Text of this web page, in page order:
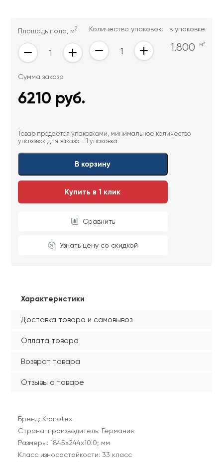
Площадь пола, м2 Количество упаковок: в упаковке
1.800 м²
Сумма заказа
6210 руб.
Товар продается упаковками, минимальное количество
упаковок для заказа - 1 упаковка
В корзину
Купить в 1 клик
Сравнить
Узнать цену со скидкой
Характеристики
Доставка товара и самовывоз
Оплата товара
Возврат товара
Отзывы о товаре
Бренд: Kronotex
Страна-производитель: Германия
Размеры: 1845х244х10.0; мм
Класс износостойкости: 33 класс